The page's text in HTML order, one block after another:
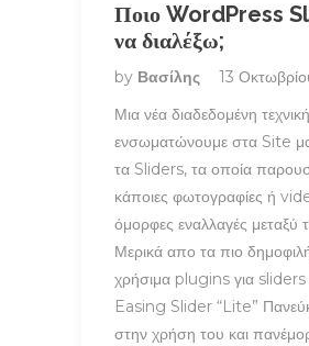
Ποιο WordPress
να διαλέξω;
by Βασίλης
13
Μια νέα διαδεδομένη
ενσωματώνουμε στα Site
τα Sliders, τα οποία
κάποιες φωτογραφίες ή
όμορφες εναλλαγές μεταξύ
Μερικά απο τα πιο
χρήσιμα plugins για sliders
Easing Slider “Lite”
στην χρήση του και